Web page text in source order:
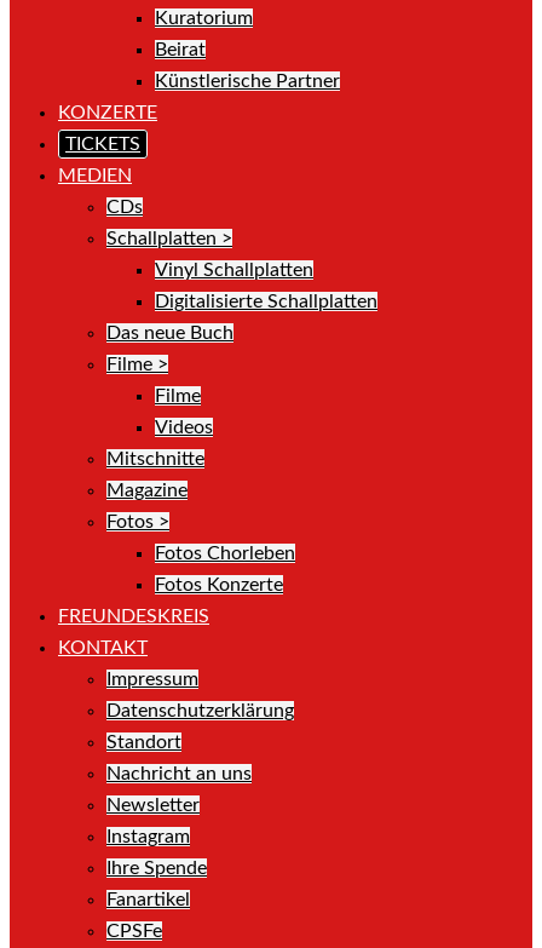
Kuratorium
Beirat
Künstlerische Partner
KONZERTE
TICKETS
MEDIEN
CDs
Schallplatten >
Vinyl Schallplatten
Digitalisierte Schallplatten
Das neue Buch
Filme >
Filme
Videos
Mitschnitte
Magazine
Fotos >
Fotos Chorleben
Fotos Konzerte
FREUNDESKREIS
KONTAKT
Impressum
Datenschutzerklärung
Standort
Nachricht an uns
Newsletter
Instagram
Ihre Spende
Fanartikel
CPSFe